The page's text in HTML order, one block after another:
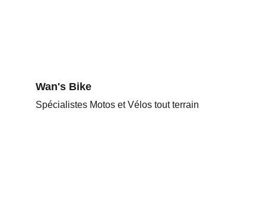
Wan's Bike
Spécialistes Motos et Vélos tout terrain